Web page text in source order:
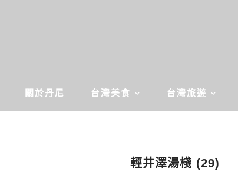
關於丹尼 台灣美食 台灣旅遊
輕井澤湯棧 (29)